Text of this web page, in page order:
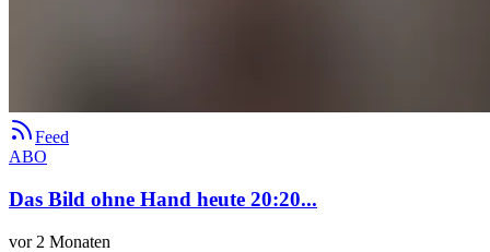
Feed
ABO
Das Bild ohne Hand heute 20:20...
vor 2 Monaten